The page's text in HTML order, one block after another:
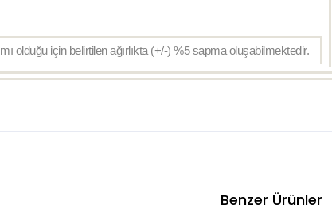
olduğu için belirtilen ağırlıkta (+/-) %5 sapma oluşabilmektedir.
Benzer Ürünler